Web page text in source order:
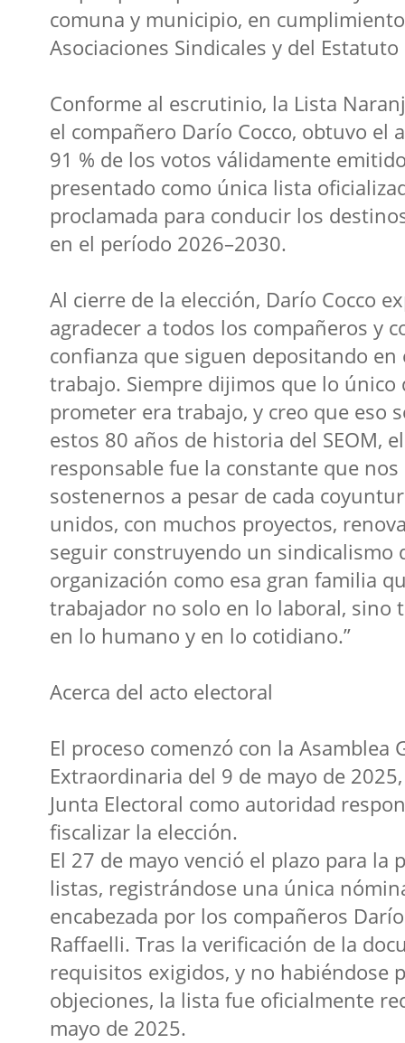
comuna y municipio, en
Asociaciones Sindicales y del Estatuto
Conforme al escrutinio, la Lista
el compañero Darío Cocco, obtuvo el
91 % de los votos válidamente
presentado como única lista
proclamada para conducir los
en el período 2026–2030.
Al cierre de la elección, Darío Cocco
agradecer a todos los compañeros y
confianza que siguen depositando en
trabajo. Siempre dijimos que lo único
prometer era trabajo, y creo que eso
estos 80 años de historia del SEOM,
responsable fue la constante que
sostenernos a pesar de cada
unidos, con muchos proyectos,
seguir construyendo un sindicalismo
organización como esa gran familia
trabajador no solo en lo laboral, sino
en lo humano y en lo cotidiano.”
Acerca del acto electoral
El proceso comenzó con la Asamblea
Extraordinaria del 9 de mayo de
Junta Electoral como autoridad
fiscalizar la elección.
El 27 de mayo venció el plazo para la
listas, registrándose una única
encabezada por los compañeros
Raffaelli. Tras la verificación de la
requisitos exigidos, y no habiéndose
objeciones, la lista fue oficialmente
mayo de 2025.